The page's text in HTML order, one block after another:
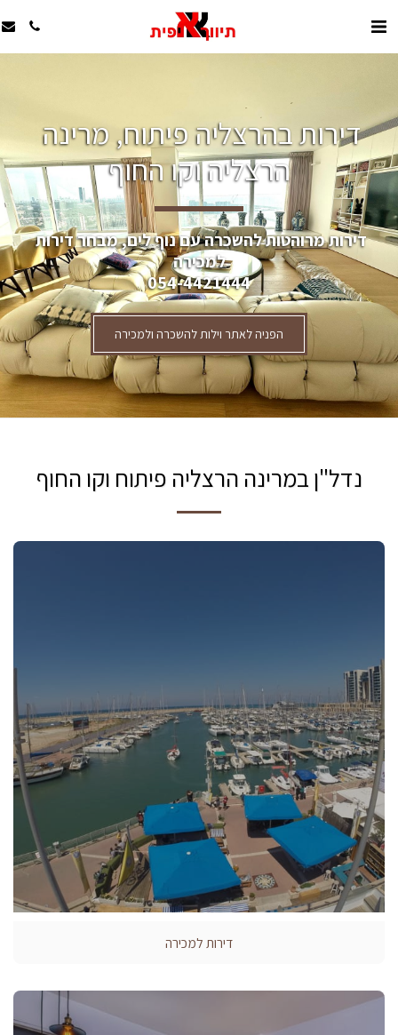
דירות בהרצליה פיתוח, מרינה
הרצליה וקו החוף
דירות מרוהטות להשכרה עם נוף לים, מבחר דירות
למכירה
054-4421444
הפניה לאתר וילות להשכרה ולמכירה
נדל"ן במרינה הרצליה פיתוח וקו החוף
דירות למכירה